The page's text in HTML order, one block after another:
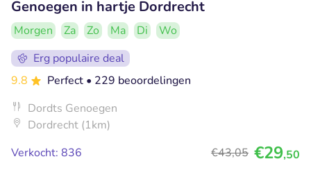
Genoegen in hartje Dordrecht
Morgen Za Zo Ma Di
Wo
Erg populaire deal
9.8
Perfect • 229 beoordelingen
Dordts Genoegen
Dordrecht (1km)
Verkocht: 836
€43,05 €29,50